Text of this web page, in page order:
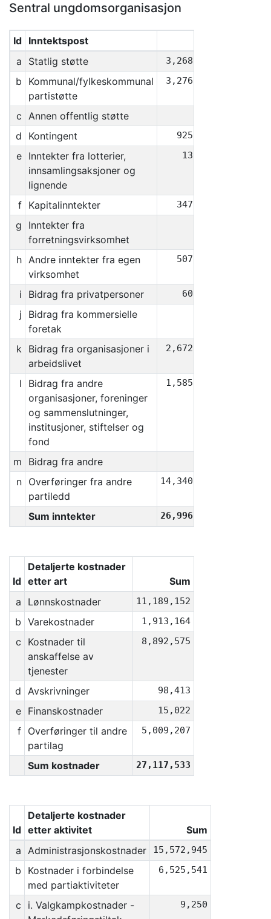
Sentral ungdomsorganisasjon
Id Inntektspost
a
Statlig støtte 3,268,663
b
Kommunal/fylkeskommunal
partistøtte
3,276,095
c Annen offentlig støtte
d Kontingent 925,848
e Inntekter fra lotterier,
innsamlingsaksjoner og
lignende
13,400
f Kapitalinntekter 347,178
g
Inntekter fra
forretningsvirksomhet
h Andre inntekter fra egen
virksomhet
507,369
i Bidrag fra privatpersoner 60,060
j
Bidrag fra kommersielle
foretak
k Bidrag fra organisasjoner i
arbeidslivet
2,672,307
l
Bidrag fra andre
organisasjoner, foreninger
og sammenslutninger,
institusjoner, stiftelser og
fond
1,585,518
m Bidrag fra andre
n Overføringer fra andre
partiledd
14,340,030
Sum inntekter 26,996,468
Id
Detaljerte kostnader
etter art
Sum
a
Lønnskostnader 11,189,152
b Varekostnader 1,913,164
c
Kostnader til
anskaffelse av
tjenester
8,892,575
d Avskrivninger 98,413
e Finanskostnader 15,022
f Overføringer til andre
partilag
5,009,207
Sum kostnader 27,117,533
Id
Detaljerte kostnader
etter aktivitet
Sum
a Administrasjonskostnader 15,572,945
b
Kostnader i forbindelse
med partiaktiviteter
6,525,541
c
i. Valgkampkostnader -
9,250